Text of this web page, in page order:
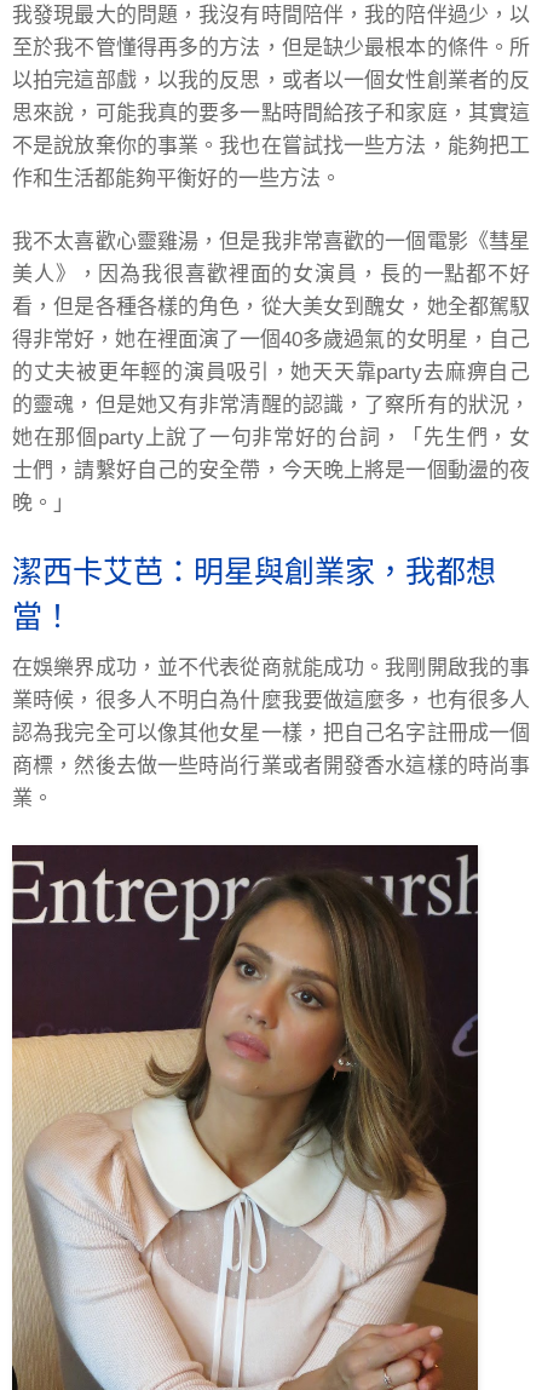
我發現最大的問題，我沒有時間陪伴，我的陪伴過少，以
至於我不管懂得再多的方法，但是缺少最根本的條件。所
以拍完這部戲，以我的反思，或者以一個女性創業者的反
思來說，可能我真的要多一點時間給孩子和家庭，其實這
不是說放棄你的事業。我也在嘗試找一些方法，能夠把工
作和生活都能夠平衡好的一些方法。
我不太喜歡心靈雞湯，但是我非常喜歡的一個電影《彗星
美人》，因為我很喜歡裡面的女演員，長的一點都不好
看，但是各種各樣的角色，從大美女到醜女，她全都駕馭
得非常好，她在裡面演了一個40多歲過氣的女明星，自己
的丈夫被更年輕的演員吸引，她天天靠party去麻痹自己
的靈魂，但是她又有非常清醒的認識，了察所有的狀況，
她在那個party上說了一句非常好的台詞，「先生們，女
士們，請繫好自己的安全帶，今天晚上將是一個動盪的夜
晚。」
潔西卡艾芭：明星與創業家，我都想
當！
在娛樂界成功，並不代表從商就能成功。我剛開啟我的事
業時候，很多人不明白為什麼我要做這麼多，也有很多人
認為我完全可以像其他女星一樣，把自己名字註冊成一個
商標，然後去做一些時尚行業或者開發香水這樣的時尚事
業。